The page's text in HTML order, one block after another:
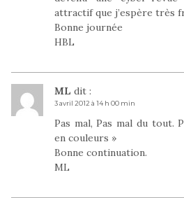
attractif que j’espère très
Bonne journée
HBL
ML dit :
3 avril 2012 à 14 h 00 min
Pas mal, Pas mal du tout.
en couleurs »
Bonne continuation.
ML